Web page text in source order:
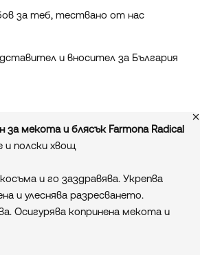
за теб, тествано от нас
и вносител за България
за мекота и блясък Farmona Radical
и полски хвощ
и го заздравява. Укрепва
и улеснява разресването.
Осигурява копринена мекота и